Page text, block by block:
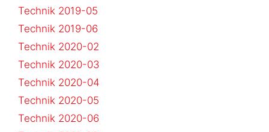
Technik 2019-05
Technik 2019-06
Technik 2020-02
Technik 2020-03
Technik 2020-04
Technik 2020-05
Technik 2020-06